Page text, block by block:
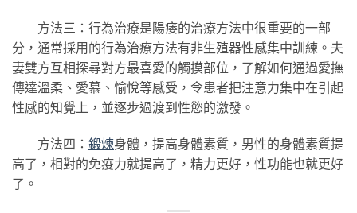
方法三：行為治療是陽痿的治療方法中很重要的一部
分，通常採用的行為治療方法有非生殖器性感集中訓練。夫
妻雙方互相探尋對方最喜愛的觸摸部位，了解如何通過愛撫
傳達溫柔、愛慕、愉悅等感受，令患者把注意力集中在引起
性感的知覺上，並逐步過渡到性慾的激發。
方法四： 鍛煉身體，提高身體素質，男性的身體素質提
高了，相對的免疫力就提高了，精力更好，性功能也就更好
了。